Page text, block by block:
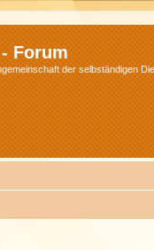
Forum
der selbständigen